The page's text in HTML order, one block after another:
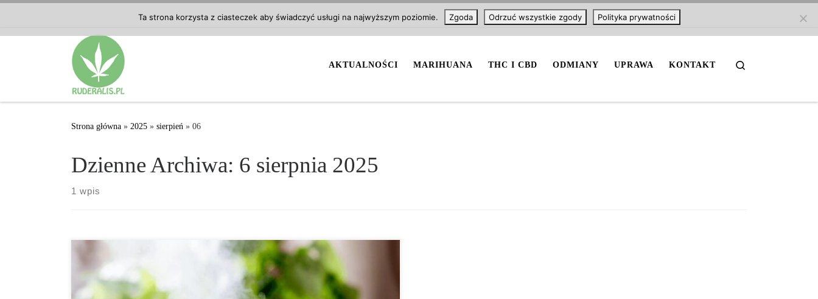
AKTUALNOŚCI MARIHUANA THC I CBD ODMIANY UPRAWA KONTAKT
Strona główna » 2025 » sierpień » 06
Dzienne Archiwa: 6 sierpnia 2025
1 wpis
Ta strona korzysta z ciasteczek aby świadczyć usługi na najwyższym poziomie. Zgoda Odrzuć wszystkie zgody Polityka prywatności